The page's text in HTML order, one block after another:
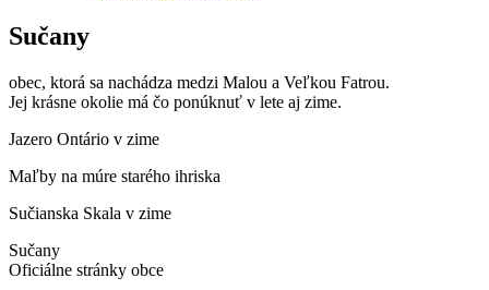
Sučany
obec, ktorá sa nachádza medzi Malou a Veľkou Fatrou.
Jej krásne okolie má čo ponúknuť v lete aj zime.
Jazero Ontário v zime
Maľby na múre starého ihriska
Sučianska Skala v zime
Sučany
Oficiálne stránky obce